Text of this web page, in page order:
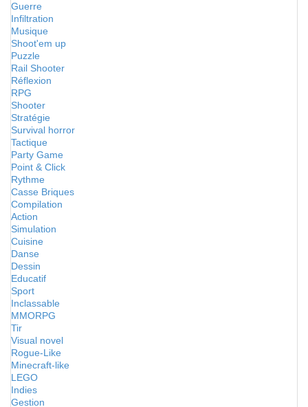
Guerre
Infiltration
Musique
Shoot'em up
Puzzle
Rail Shooter
Réflexion
RPG
Shooter
Stratégie
Survival horror
Tactique
Party Game
Point & Click
Rythme
Casse Briques
Compilation
Action
Simulation
Cuisine
Danse
Dessin
Educatif
Sport
Inclassable
MMORPG
Tir
Visual novel
Rogue-Like
Minecraft-like
LEGO
Indies
Gestion